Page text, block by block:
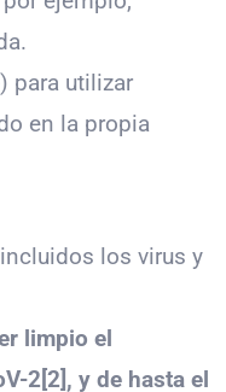
para utilizar
en la propia
los virus y
limpio el
2[2], y de hasta el